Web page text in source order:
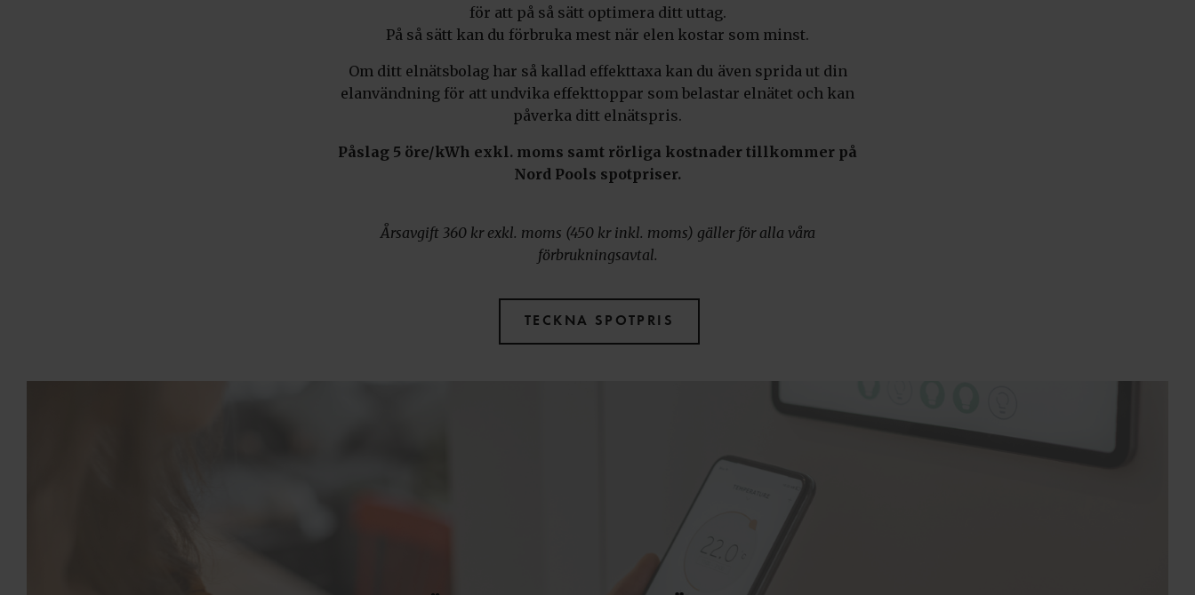
för att på så sätt optimera ditt uttag.
På så sätt kan du förbruka mest när elen kostar som minst.
Om ditt elnätsbolag har så kallad effekttaxa kan du även sprida ut din
elanvändning för att undvika effekttoppar som belastar elnätet och kan
påverka ditt elnätspris.
Påslag 5 öre/kWh exkl. moms samt rörliga kostnader tillkommer på
Nord Pools spotpriser.
Årsavgift 360 kr exkl. moms (450 kr inkl. moms) gäller för alla våra
förbrukningsavtal.
TECKNA SPOTPRIS